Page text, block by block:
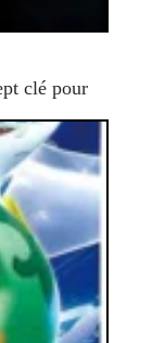
clé pour